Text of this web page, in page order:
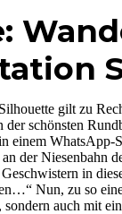
gilt zu
schönsten
WhatsApp-
der Niesenbahn
in
Nun, zu so
auch mit